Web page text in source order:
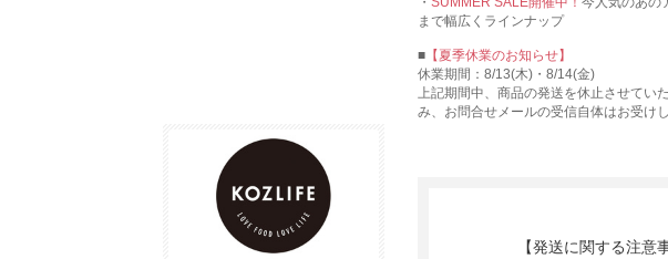
まで幅広くラインナップ
■ 【夏季休業のお知らせ】
休業期間：8/13(木)・8/14(金)
上記期間中、商品の発送を休止させてい
み、お問合せメールの受信自体はお受け
【発送に関する注意